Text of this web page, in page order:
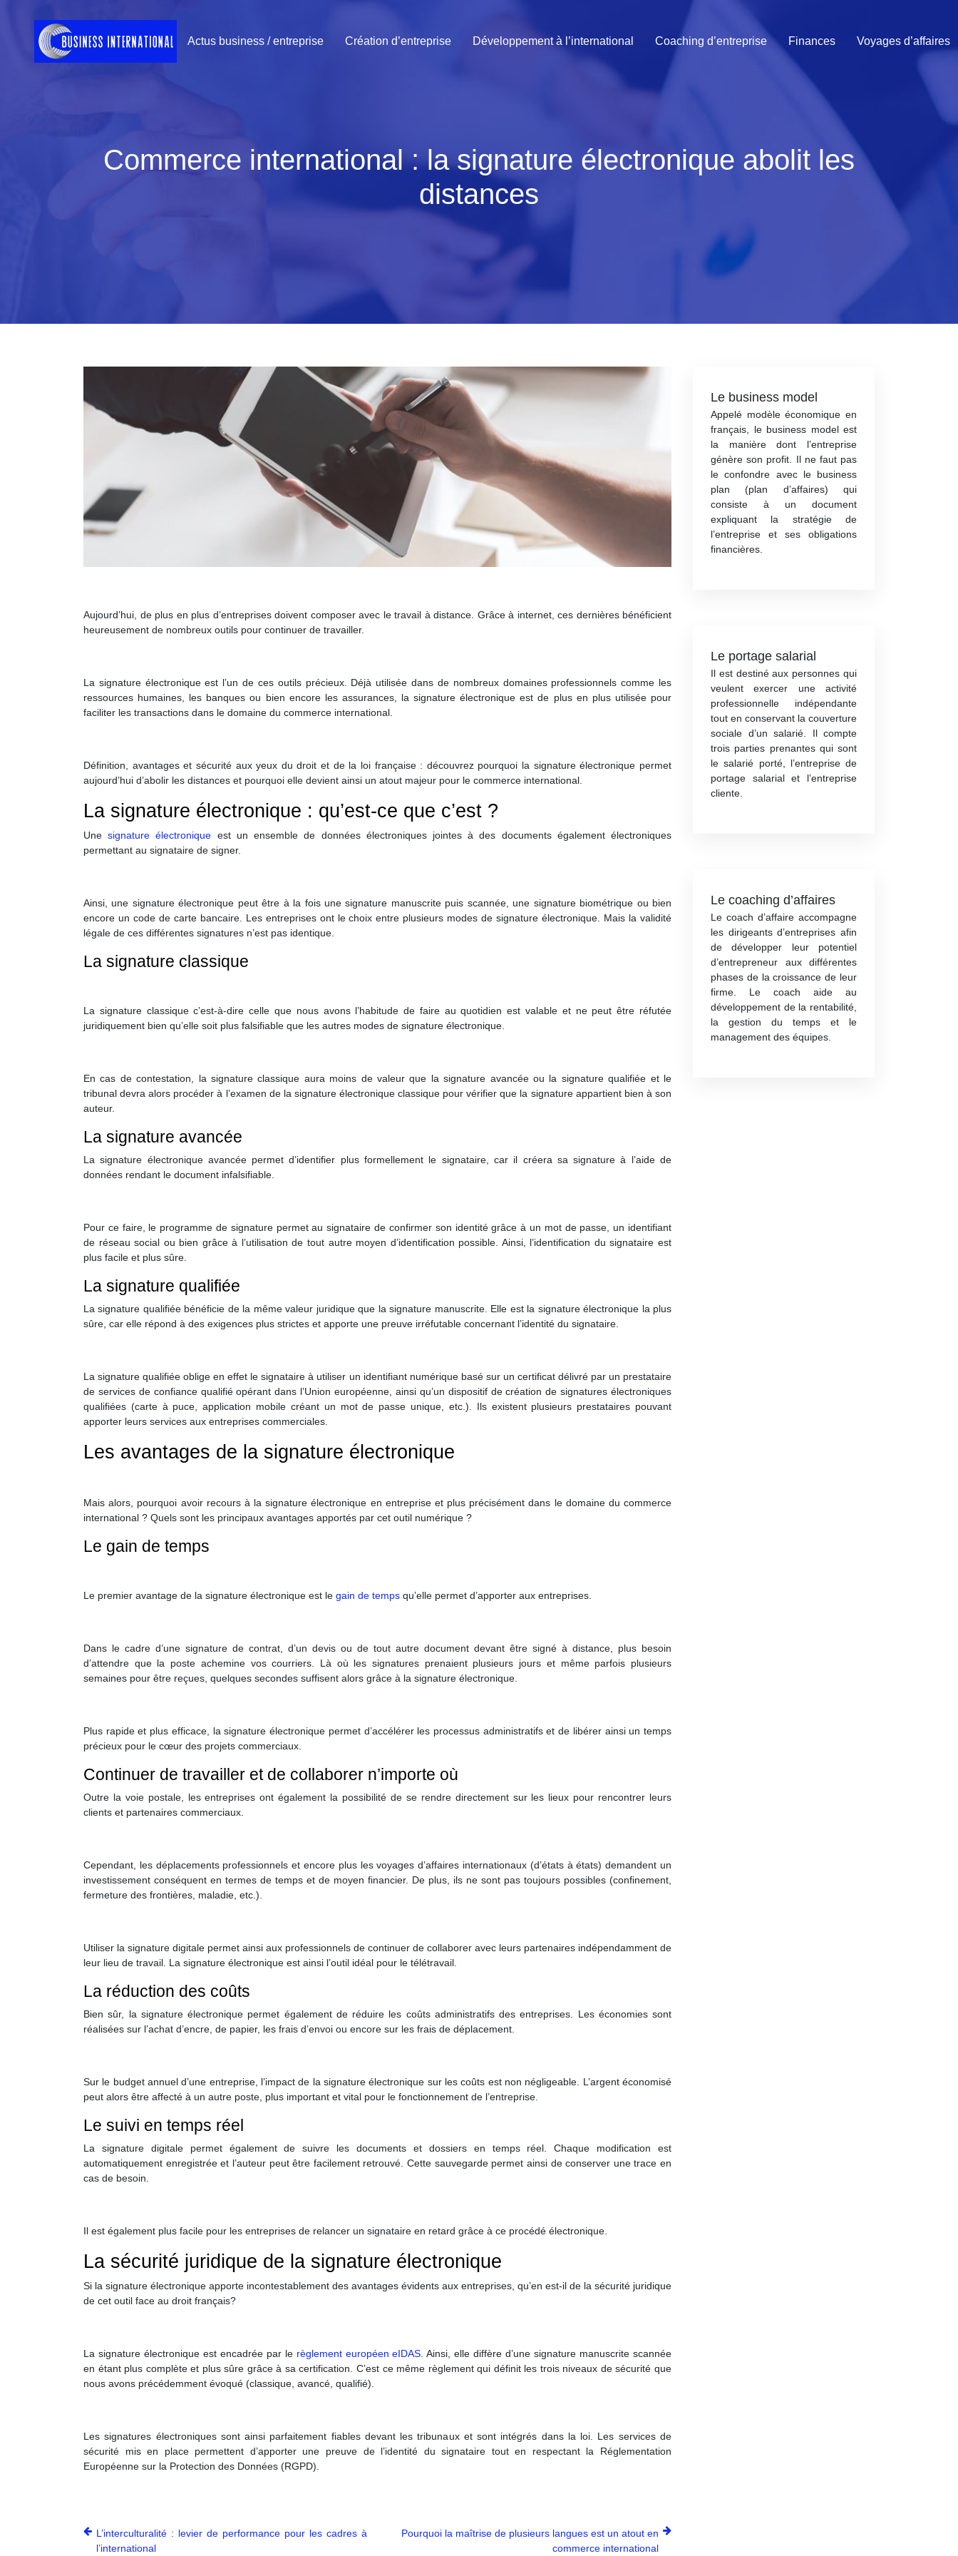
Actus business / entreprise Création d’entreprise Développement à l’international Coaching d’entreprise Finances Voyages d’affaires
Commerce international : la signature électronique abolit les
distances
Aujourd’hui, de plus en plus d’entreprises doivent composer avec le travail à distance. Grâce à internet, ces dernières bénéficient
heureusement de nombreux outils pour continuer de travailler.
La signature électronique est l’un de ces outils précieux. Déjà utilisée dans de nombreux domaines professionnels comme les
ressources humaines, les banques ou bien encore les assurances, la signature électronique est de plus en plus utilisée pour
faciliter les transactions dans le domaine du commerce international.
Définition, avantages et sécurité aux yeux du droit et de la loi française : découvrez pourquoi la signature électronique permet
aujourd’hui d’abolir les distances et pourquoi elle devient ainsi un atout majeur pour le commerce international.
La signature électronique : qu’est-ce que c’est ?
Une signature électronique est un ensemble de données électroniques jointes à des documents également électroniques
permettant au signataire de signer.
Ainsi, une signature électronique peut être à la fois une signature manuscrite puis scannée, une signature biométrique ou bien
encore un code de carte bancaire. Les entreprises ont le choix entre plusieurs modes de signature électronique. Mais la validité
légale de ces différentes signatures n’est pas identique.
La signature classique
La signature classique c’est-à-dire celle que nous avons l’habitude de faire au quotidien est valable et ne peut être réfutée
juridiquement bien qu’elle soit plus falsifiable que les autres modes de signature électronique.
En cas de contestation, la signature classique aura moins de valeur que la signature avancée ou la signature qualifiée et le
tribunal devra alors procéder à l’examen de la signature électronique classique pour vérifier que la signature appartient bien à son
auteur.
La signature avancée
La signature électronique avancée permet d’identifier plus formellement le signataire, car il créera sa signature à l’aide de
données rendant le document infalsifiable.
Pour ce faire, le programme de signature permet au signataire de confirmer son identité grâce à un mot de passe, un identifiant
de réseau social ou bien grâce à l’utilisation de tout autre moyen d’identification possible. Ainsi, l’identification du signataire est
plus facile et plus sûre.
La signature qualifiée
La signature qualifiée bénéficie de la même valeur juridique que la signature manuscrite. Elle est la signature électronique la plus
sûre, car elle répond à des exigences plus strictes et apporte une preuve irréfutable concernant l’identité du signataire.
La signature qualifiée oblige en effet le signataire à utiliser un identifiant numérique basé sur un certificat délivré par un prestataire
de services de confiance qualifié opérant dans l’Union européenne, ainsi qu’un dispositif de création de signatures électroniques
qualifiées (carte à puce, application mobile créant un mot de passe unique, etc.). Ils existent plusieurs prestataires pouvant
apporter leurs services aux entreprises commerciales.
Les avantages de la signature électronique
Mais alors, pourquoi avoir recours à la signature électronique en entreprise et plus précisément dans le domaine du commerce
international ? Quels sont les principaux avantages apportés par cet outil numérique ?
Le gain de temps
Le premier avantage de la signature électronique est le gain de temps qu’elle permet d’apporter aux entreprises.
Dans le cadre d’une signature de contrat, d’un devis ou de tout autre document devant être signé à distance, plus besoin
d’attendre que la poste achemine vos courriers. Là où les signatures prenaient plusieurs jours et même parfois plusieurs
semaines pour être reçues, quelques secondes suffisent alors grâce à la signature électronique.
Plus rapide et plus efficace, la signature électronique permet d’accélérer les processus administratifs et de libérer ainsi un temps
précieux pour le cœur des projets commerciaux.
Continuer de travailler et de collaborer n’importe où
Outre la voie postale, les entreprises ont également la possibilité de se rendre directement sur les lieux pour rencontrer leurs
clients et partenaires commerciaux.
Cependant, les déplacements professionnels et encore plus les voyages d’affaires internationaux (d’états à états) demandent un
investissement conséquent en termes de temps et de moyen financier. De plus, ils ne sont pas toujours possibles (confinement,
fermeture des frontières, maladie, etc.).
Utiliser la signature digitale permet ainsi aux professionnels de continuer de collaborer avec leurs partenaires indépendamment de
leur lieu de travail. La signature électronique est ainsi l’outil idéal pour le télétravail.
La réduction des coûts
Bien sûr, la signature électronique permet également de réduire les coûts administratifs des entreprises. Les économies sont
réalisées sur l’achat d’encre, de papier, les frais d’envoi ou encore sur les frais de déplacement.
Sur le budget annuel d’une entreprise, l’impact de la signature électronique sur les coûts est non négligeable. L’argent économisé
peut alors être affecté à un autre poste, plus important et vital pour le fonctionnement de l’entreprise.
Le suivi en temps réel
La signature digitale permet également de suivre les documents et dossiers en temps réel. Chaque modification est
automatiquement enregistrée et l’auteur peut être facilement retrouvé. Cette sauvegarde permet ainsi de conserver une trace en
cas de besoin.
Il est également plus facile pour les entreprises de relancer un signataire en retard grâce à ce procédé électronique.
La sécurité juridique de la signature électronique
Si la signature électronique apporte incontestablement des avantages évidents aux entreprises, qu’en est-il de la sécurité juridique
de cet outil face au droit français?
La signature électronique est encadrée par le règlement européen eIDAS. Ainsi, elle diffère d’une signature manuscrite scannée
en étant plus complète et plus sûre grâce à sa certification. C’est ce même règlement qui définit les trois niveaux de sécurité que
nous avons précédemment évoqué (classique, avancé, qualifié).
Les signatures électroniques sont ainsi parfaitement fiables devant les tribunaux et sont intégrés dans la loi. Les services de
sécurité mis en place permettent d’apporter une preuve de l’identité du signataire tout en respectant la Réglementation
Européenne sur la Protection des Données (RGPD).
L’interculturalité : levier de performance pour les cadres à
l’international
Pourquoi la maîtrise de plusieurs langues est un atout en
commerce international
Le business model
Appelé modèle économique en
français, le business model est
la manière dont l’entreprise
génère son profit. Il ne faut pas
le confondre avec le business
plan (plan d’affaires) qui
consiste à un document
expliquant la stratégie de
l’entreprise et ses obligations
financières.
Le portage salarial
Il est destiné aux personnes qui
veulent exercer une activité
professionnelle indépendante
tout en conservant la couverture
sociale d’un salarié. Il compte
trois parties prenantes qui sont
le salarié porté, l’entreprise de
portage salarial et l’entreprise
cliente.
Le coaching d’affaires
Le coach d’affaire accompagne
les dirigeants d’entreprises afin
de développer leur potentiel
d’entrepreneur aux différentes
phases de la croissance de leur
firme. Le coach aide au
développement de la rentabilité,
la gestion du temps et le
management des équipes.